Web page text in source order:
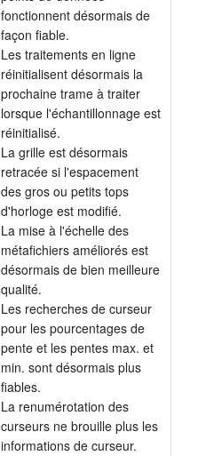
fonctionnent désormais de
façon fiable.
Les traitements en ligne
réinitialisent désormais la
prochaine trame à traiter
lorsque l'échantillonnage est
réinitialisé.
La grille est désormais
retracée si l'espacement
des gros ou petits tops
d'horloge est modifié.
La mise à l'échelle des
métafichiers améliorés est
désormais de bien meilleure
qualité.
Les recherches de curseur
pour les pourcentages de
pente et les pentes max. et
min. sont désormais plus
fiables.
La renumérotation des
curseurs ne brouille plus les
informations de curseur.